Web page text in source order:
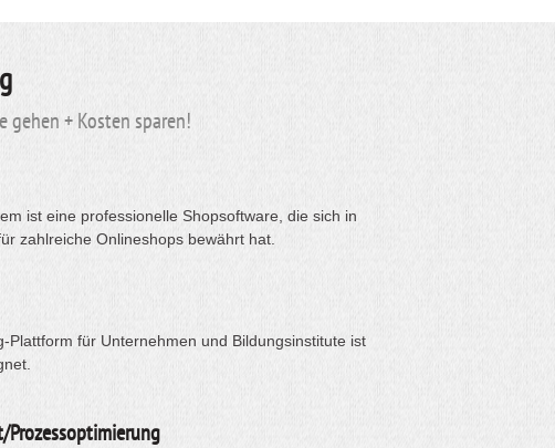
gehen + Kosten sparen!
ist eine professionelle Shopsoftware, die sich in
zahlreiche Onlineshops bewährt hat.
Plattform für Unternehmen und Bildungsinstitute ist